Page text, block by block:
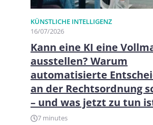
KÜNSTLICHE INTELLIGENZ
16/07/2026
Kann eine KI eine
ausstellen? Warum
automatisierte
an der Rechtsordnung
– und was jetzt zu tun
7 minutes